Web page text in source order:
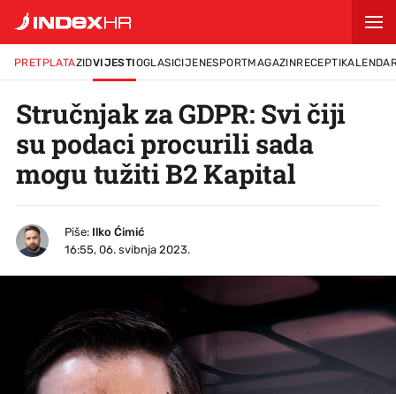
PRETPLATAZIDVIJESTIOGLASICIJENESPORTMAGAZINRECEPTI
Stručnjak za GDPR: Svi čiji
su podaci procurili sada
mogu tužiti B2 Kapital
Piše: Ilko Ćimić
16:55, 06. svibnja 2023.